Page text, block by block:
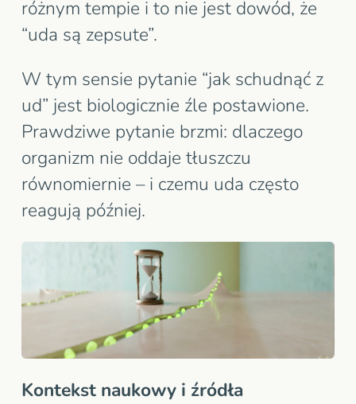
różnym tempie i to nie jest dowód, że
“uda są zepsute”.
W tym sensie pytanie “jak schudnąć z
ud” jest biologicznie źle postawione.
Prawdziwe pytanie brzmi: dlaczego
organizm nie oddaje tłuszczu
równomiernie – i czemu uda często
reagują później.
Kontekst naukowy i źródła